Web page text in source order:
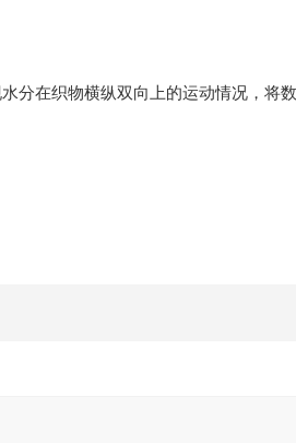
分在织物横纵双向上的运动情况，将数